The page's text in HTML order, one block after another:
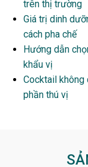
trên thị trường
Giá trị dinh
cách pha chế
Hướng dẫn
khẩu vị
Cocktail không
phần thú vị